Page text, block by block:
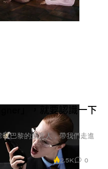
」，就要認識一下
巴黎的創意人，帶我們走進
2.5K 0